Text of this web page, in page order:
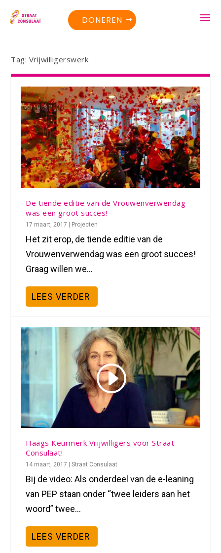
DONEREN
Tag: Vrijwilligerswerk
De tiende editie van de Vrouwenverwendag
was een groot succes!
17 maart, 2017 | Projecten
Het zit erop, de tiende editie van de
Vrouwenverwendag was een groot succes!
Graag willen we...
LEES VERDER
Haags Keurmerk Vrijwilligers voor Straat
Consulaat!
14 maart, 2017 |Straat Consulaat
Bij de video: Als onderdeel van de e-leaning
van PEP staan onder “twee leiders aan het
woord” twee...
LEES VERDER